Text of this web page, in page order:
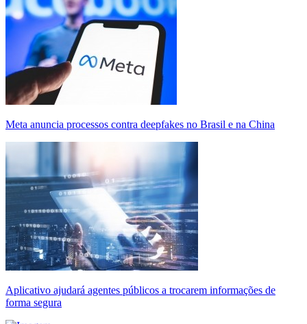
Meta anuncia processos contra deepfakes no Brasil e na China
Aplicativo ajudará agentes públicos a trocarem informações de
forma segura